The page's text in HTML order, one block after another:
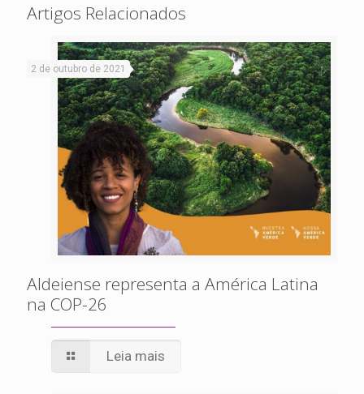
Artigos Relacionados
2 de outubro de 2021
Aldeiense representa a América Latina
na COP-26
Leia mais